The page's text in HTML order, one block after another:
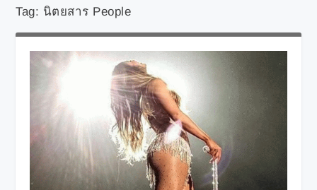
Tag: นิตยสาร People